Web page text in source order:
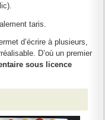
taris.
d’écrire à plusieurs,
D’où un premier
sous licence